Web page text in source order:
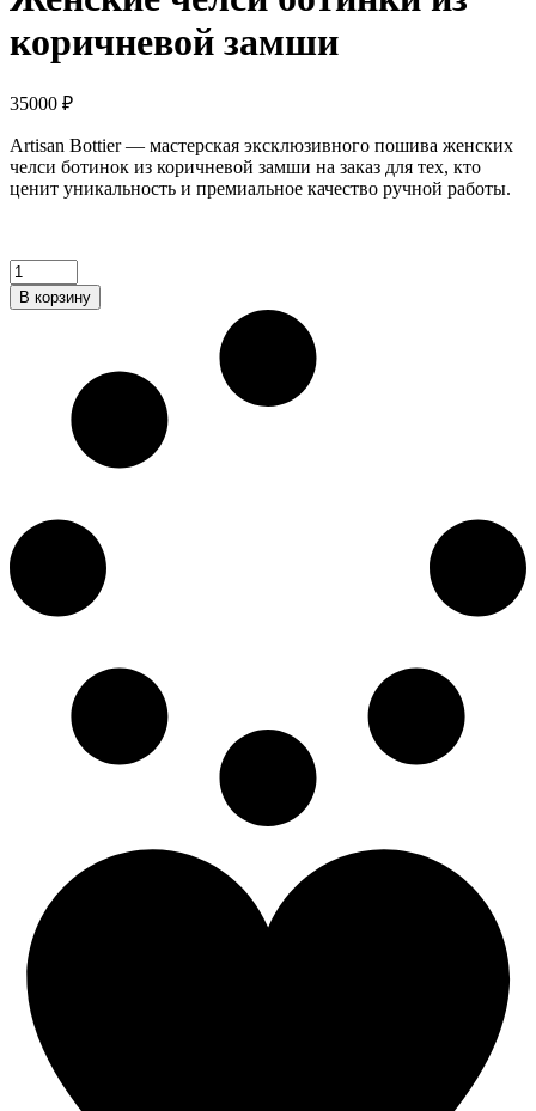
коричневой замши
35000 ₽
Artisan Bottier — мастерская эксклюзивного пошива женских
челси ботинок из коричневой замши на заказ для тех, кто
ценит уникальность и премиальное качество ручной работы.
Женские
челси
ботинки
В корзину